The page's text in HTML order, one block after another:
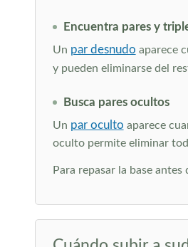
Encuentra pares y
Un par desnudo aparece
y pueden eliminarse del
Busca pares ocultos
Un par oculto aparece
oculto permite eliminar
Para repasar la base